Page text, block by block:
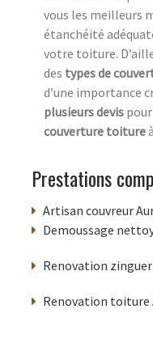
vous les meilleurs
étanchéité
votre toiture.
des types de
d’une importance
plusieurs devis
couverture toiture
Prestations
Artisan couvreur
Demoussage
Renovation
Renovation toiture